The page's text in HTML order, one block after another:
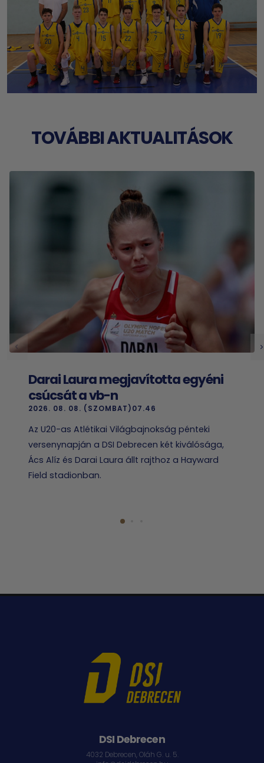
TOVÁBBI AKTUALITÁSOK
Darai Laura megjavította egyéni
csúcsát a vb-n
2026. 08. 08. (SZOMBAT)07.46
Az U20-as Atlétikai Világbajnokság pénteki
versenynapján a DSI Debrecen két kiválósága,
Ács Alíz és Darai Laura állt rajthoz a Hayward
Field stadionban.
DSI Debrecen
4032 Debrecen, Oláh G. u. 5.